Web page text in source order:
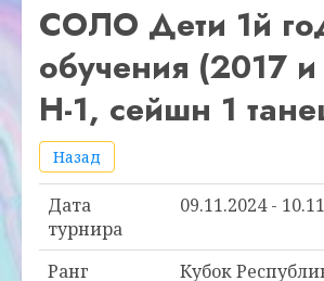
СОЛО Дети 1й
обучения (2017
Н-1, сейшн 1
Назад
Дата
турнира
09.11.2024 -
Ранг
Кубок